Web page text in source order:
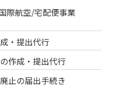
際航空/宅配便事業
・提出代行
作成・提出代行
止の届出手続き